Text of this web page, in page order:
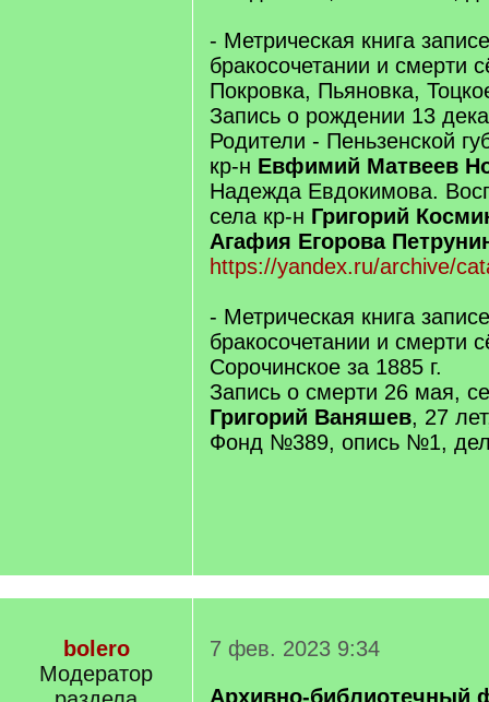
- Метрическая книга
бракосочетании и смерти
Покровка, Пьяновка,
Запись о рождении 13
Родители - Пеньзенской
кр-н Евфимий Матвеев
Надежда Евдокимова.
села кр-н Григорий
Агафия Егорова
https://yandex.ru/archive/
- Метрическая книга
бракосочетании и смерти
Сорочинское за 1885 г.
Запись о смерти 26 мая,
Григорий Ваняшев, 27
Фонд №389, опись №1,
bolero
Модератор
7 фев. 2023 9:34
Архивно-библиотечный